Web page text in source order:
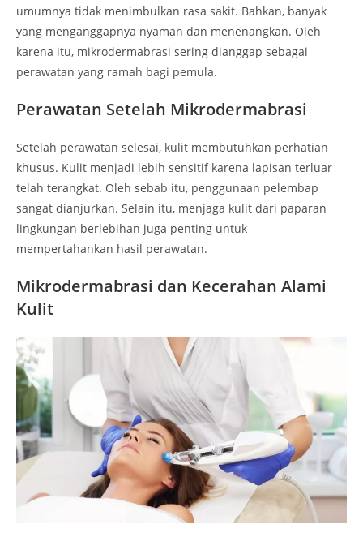
umumnya tidak menimbulkan rasa sakit. Bahkan, banyak
yang menganggapnya nyaman dan menenangkan. Oleh
karena itu, mikrodermabrasi sering dianggap sebagai
perawatan yang ramah bagi pemula.
Perawatan Setelah Mikrodermabrasi
Setelah perawatan selesai, kulit membutuhkan perhatian
khusus. Kulit menjadi lebih sensitif karena lapisan terluar
telah terangkat. Oleh sebab itu, penggunaan pelembap
sangat dianjurkan. Selain itu, menjaga kulit dari paparan
lingkungan berlebihan juga penting untuk
mempertahankan hasil perawatan.
Mikrodermabrasi dan Kecerahan Alami
Kulit